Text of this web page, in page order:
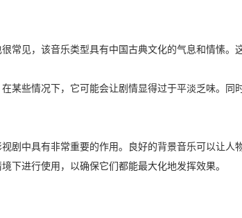
常见，该音乐类型具有中国古典文化的气息和情愫
某些情况下，它可能会让剧情显得过于平淡乏味。
剧中具有非常重要的作用。良好的背景音乐可以让
下进行使用，以确保它们都能最大化地发挥效果。